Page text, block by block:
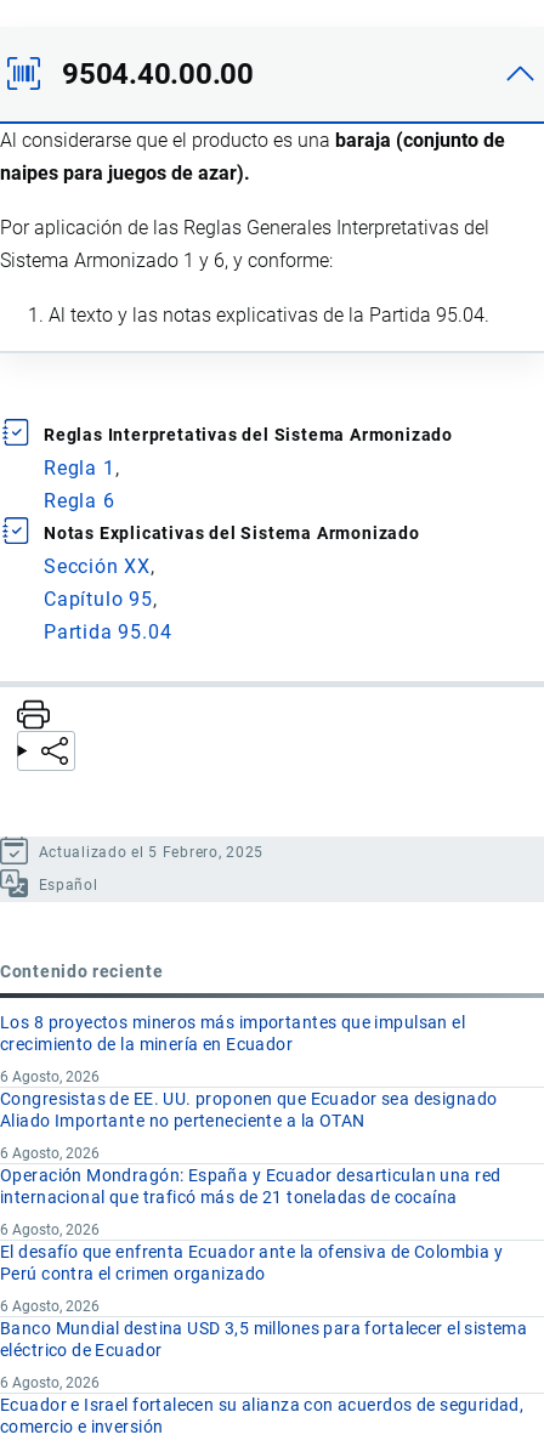
9504.40.00.00
Al considerarse que el producto es una baraja (conjunto de
naipes para juegos de azar).
Por aplicación de las Reglas Generales Interpretativas del
Sistema Armonizado 1 y 6, y conforme:
Al texto y las notas explicativas de la Partida 95.04.
Reglas Interpretativas del Sistema Armonizado
Regla 1
Regla 6
Notas Explicativas del Sistema Armonizado
Sección XX
Capítulo 95
Partida 95.04
Actualizado el 5 Febrero, 2025
Español
Contenido reciente
Los 8 proyectos mineros más importantes que impulsan el
crecimiento de la minería en Ecuador
6 Agosto, 2026
Congresistas de EE. UU. proponen que Ecuador sea designado
Aliado Importante no perteneciente a la OTAN
6 Agosto, 2026
Operación Mondragón: España y Ecuador desarticulan una red
internacional que traficó más de 21 toneladas de cocaína
6 Agosto, 2026
El desafío que enfrenta Ecuador ante la ofensiva de Colombia y
Perú contra el crimen organizado
6 Agosto, 2026
Banco Mundial destina USD 3,5 millones para fortalecer el sistema
eléctrico de Ecuador
6 Agosto, 2026
Ecuador e Israel fortalecen su alianza con acuerdos de seguridad,
comercio e inversión